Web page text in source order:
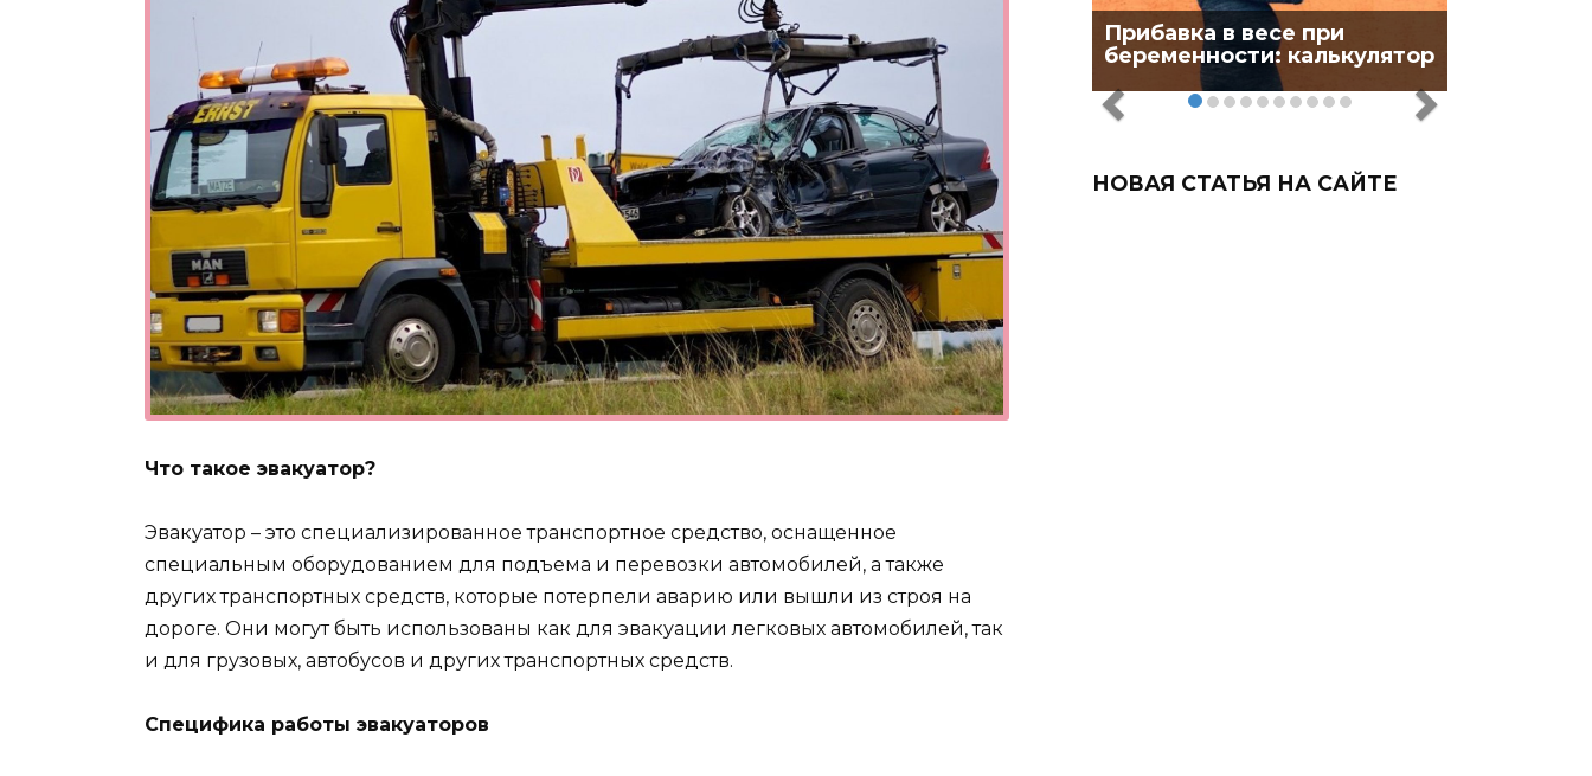
Что такое эвакуатор?
Эвакуатор – это специализированное транспортное средство, оснащенное
специальным оборудованием для подъема и перевозки автомобилей, а также
других транспортных средств, которые потерпели аварию или вышли из строя на
дороге. Они могут быть использованы как для эвакуации легковых автомобилей, так
и для грузовых, автобусов и других транспортных средств.
Специфика работы эвакуаторов
Прибавка в весе при
беременности: калькулятор
НОВАЯ СТАТЬЯ НА САЙТЕ